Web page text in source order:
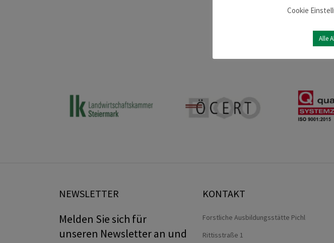
NEWSLETTER
Melden Sie sich für
unseren Newsletter an und
KONTAKT
Forstliche Ausbildungsstätte Pichl
Rittisstraße 1
Cookie
Alle